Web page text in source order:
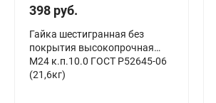
398 руб.
Гайка шестигранная без
покрытия высокопрочная
М24 к.п.10.0 ГОСТ Р52645-06
(21,6кг)